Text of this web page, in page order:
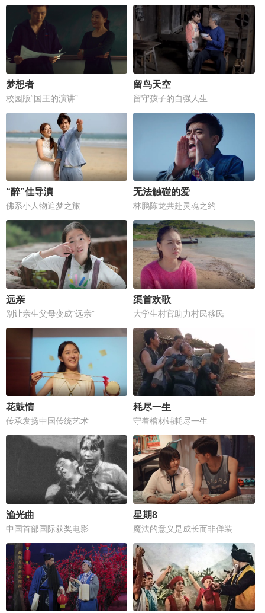
梦想者
校园版“国王的演讲”
留鸟天空
留守孩子的自强人生
“醉”佳导演
佛系小人物追梦之旅
无法触碰的爱
林鹏陈龙共赴灵魂之约
远亲
别让亲生父母变成“远亲”
渠首欢歌
大学生村官助力村民移民
花鼓情
传承发扬中国传统艺术
耗尽一生
守着棺材铺耗尽一生
渔光曲
中国首部国际获奖电影
星期8
魔法的意义是成长而非佯装